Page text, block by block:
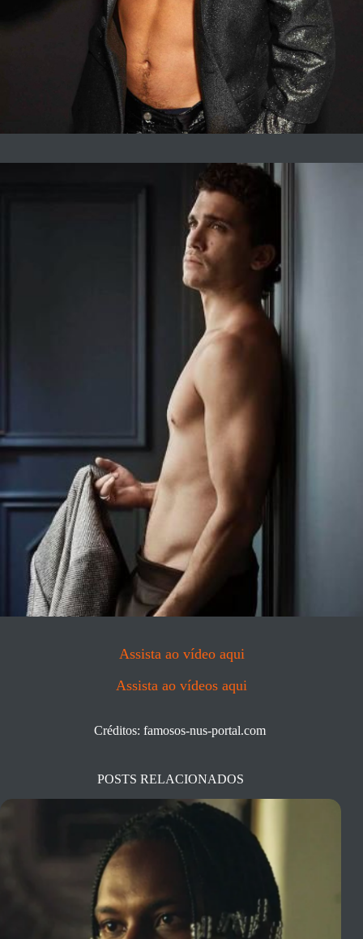
Assista ao vídeo aqui
Assista ao vídeos aqui
Créditos: famosos-nus-portal.com
POSTS RELACIONADOS